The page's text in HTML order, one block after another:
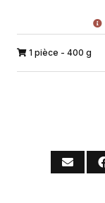
1 pièce - 400 g